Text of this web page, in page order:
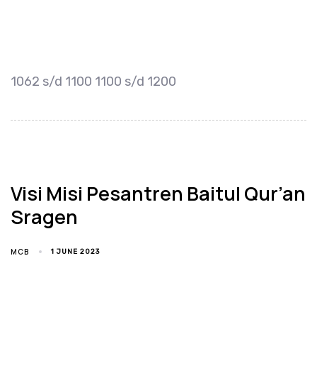
1062 s/d 1100 1100 s/d 1200
Visi Misi Pesantren Baitul Qur’an
Sragen
MCB 1 JUNE 2023